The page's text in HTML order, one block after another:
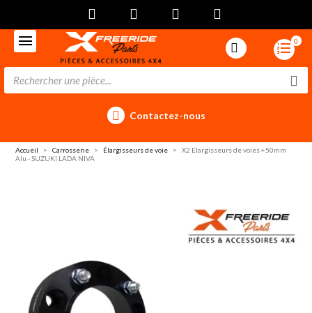
0
Contactez-nous
Accueil Carrosserie Élargisseurs de voie
X2 Elargisseurs de voies +50mm
Alu - SUZUKI LADA NIVA